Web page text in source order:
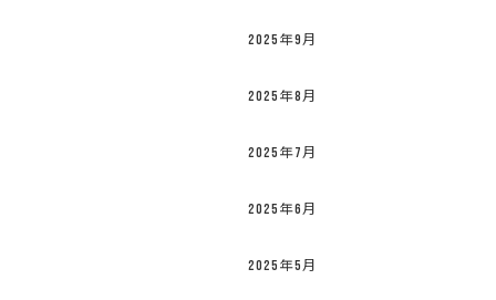
2025年9月
2025年8月
2025年7月
2025年6月
2025年5月